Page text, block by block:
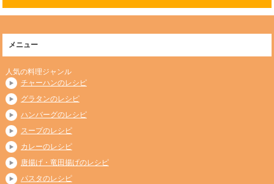
メニュー
人気の料理ジャンル
チャーハンのレシピ
グラタンのレシピ
ハンバーグのレシピ
スープのレシピ
カレーのレシピ
唐揚げ・竜田揚げのレシピ
パスタのレシピ